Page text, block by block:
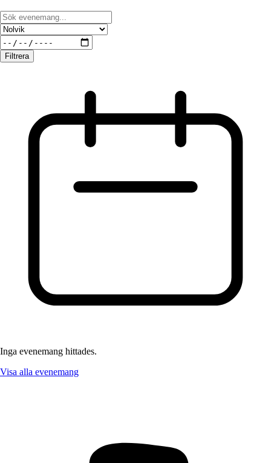
Filtrera
Inga evenemang hittades.
Visa alla evenemang